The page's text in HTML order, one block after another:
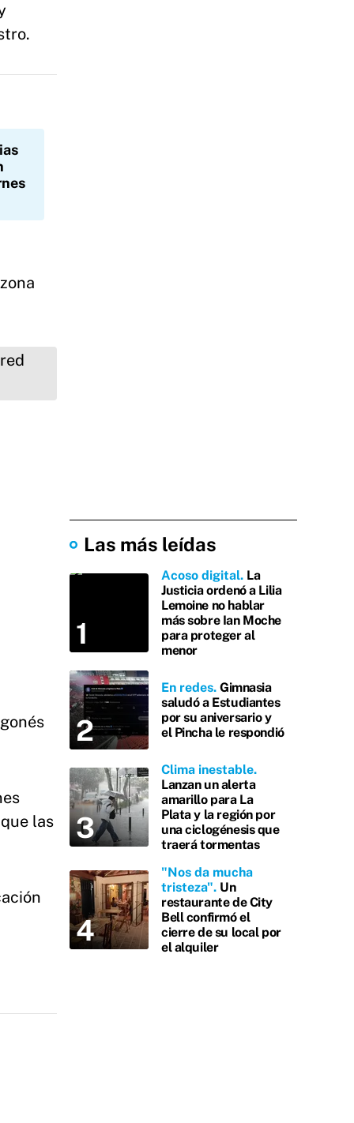
las
Las más leídas
Acoso digital La
Justicia ordenó a Lilia
Lemoine no hablar
más sobre Ian Moche
para proteger al
menor
En redes Gimnasia
saludó a Estudiantes
por su aniversario y
el Pincha le respondió
Clima inestable
Lanzan un alerta
amarillo para La
Plata y la región por
una ciclogénesis que
traerá tormentas
"Nos da mucha
tristeza" Un
restaurante de City
Bell confirmó el
cierre de su local por
el alquiler